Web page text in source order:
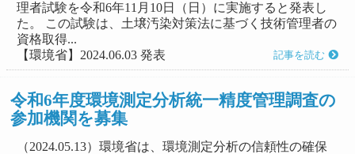
理者試験を令和6年11月10日（日）に実施すると発表し
た。 この試験は、土壌汚染対策法に基づく技術管理者の
資格取得...
【環境省】2024.06.03 発表
記事を読む
令和6年度環境測定分析統一精度管理調査の
参加機関を募集
（2024.05.13）環境省は、環境測定分析の信頼性の確保